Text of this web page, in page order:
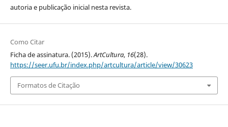
autoria e publicação inicial nesta revista.
Como Citar
Ficha de assinatura. (2015).ArtCultura, 16(28).
https://seer.ufu.br/index.php/artcultura/article/view/30623
Formatos de Citação